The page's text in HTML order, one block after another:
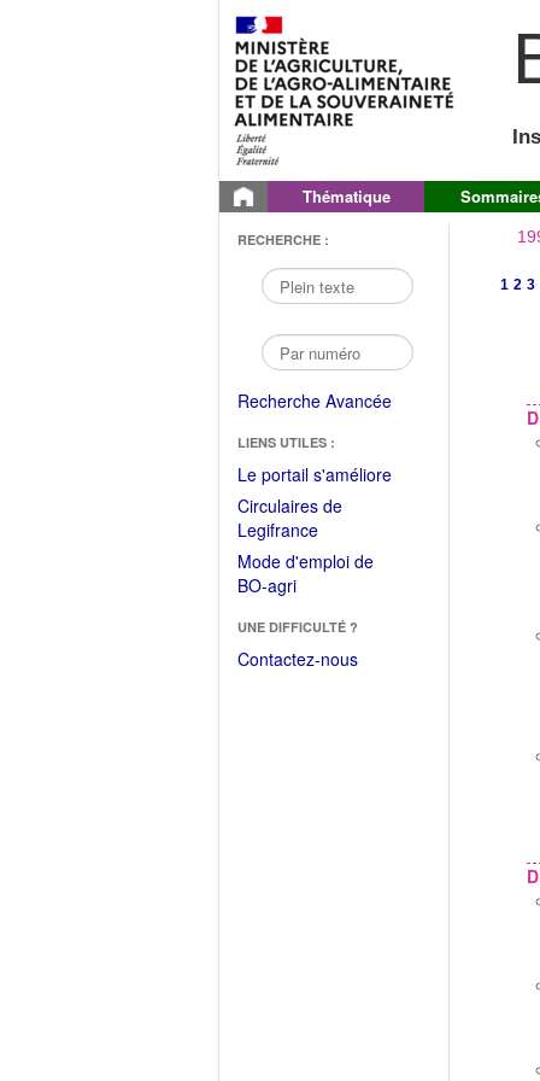
Thématique
RECHERCHE :
Recherche Avancée
LIENS UTILES :
Le portail s'améliore(Fichier
Circulaires de
Legifrance(Ouvrir
dans
une
fenêtre)
Mode d'emploi de
BO-agri(Ouvrir
une
nouvelle
UNE DIFFICULTÉ ?
Contactez-nous
1 2 3